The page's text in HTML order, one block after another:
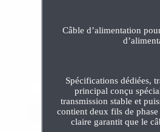
Câble d’alimentation
Spécifications dédiées,
principal conçu
transmission stable et
contient deux fils de
claire garantit que le